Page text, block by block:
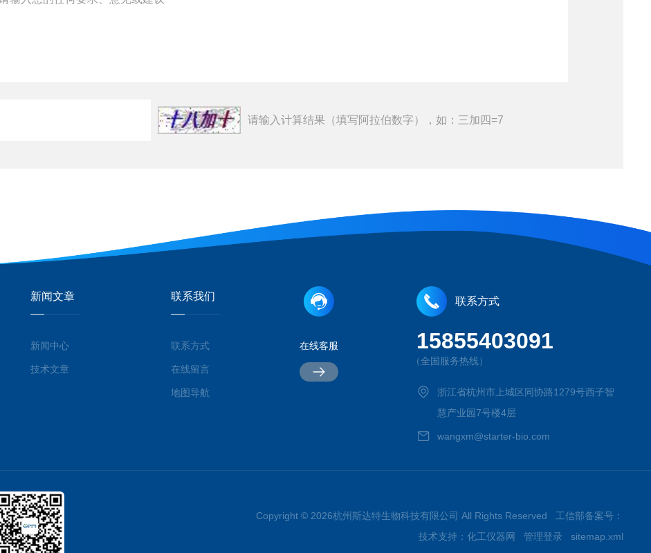
请输入计算结果（填写阿拉伯数字），如：三加四=7
新闻文章
新闻中心
技术文章
联系我们
联系方式
在线留言
地图导航
在线客服
联系方式
15855403091
（全国服务热线）
浙江省杭州市上城区同协路1279号西子智
慧产业园7号楼4层
wangxm@starter-bio.com
Copyright © 2026杭州斯达特生物科技有限公司 All Rights Reserved 工信部备案号：
技术支持： 化工仪器网 管理登录 sitemap.xml